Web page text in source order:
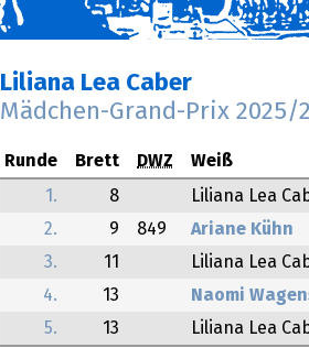
Liliana Lea Caber
Mädchen-Grand-Prix
Runde Brett DWZ Weiß
1.
8 Liliana Lea
2.
9 849 Ariane Kühn
3.
11 Liliana Lea
4.
13 Naomi
5.
13 Liliana Lea